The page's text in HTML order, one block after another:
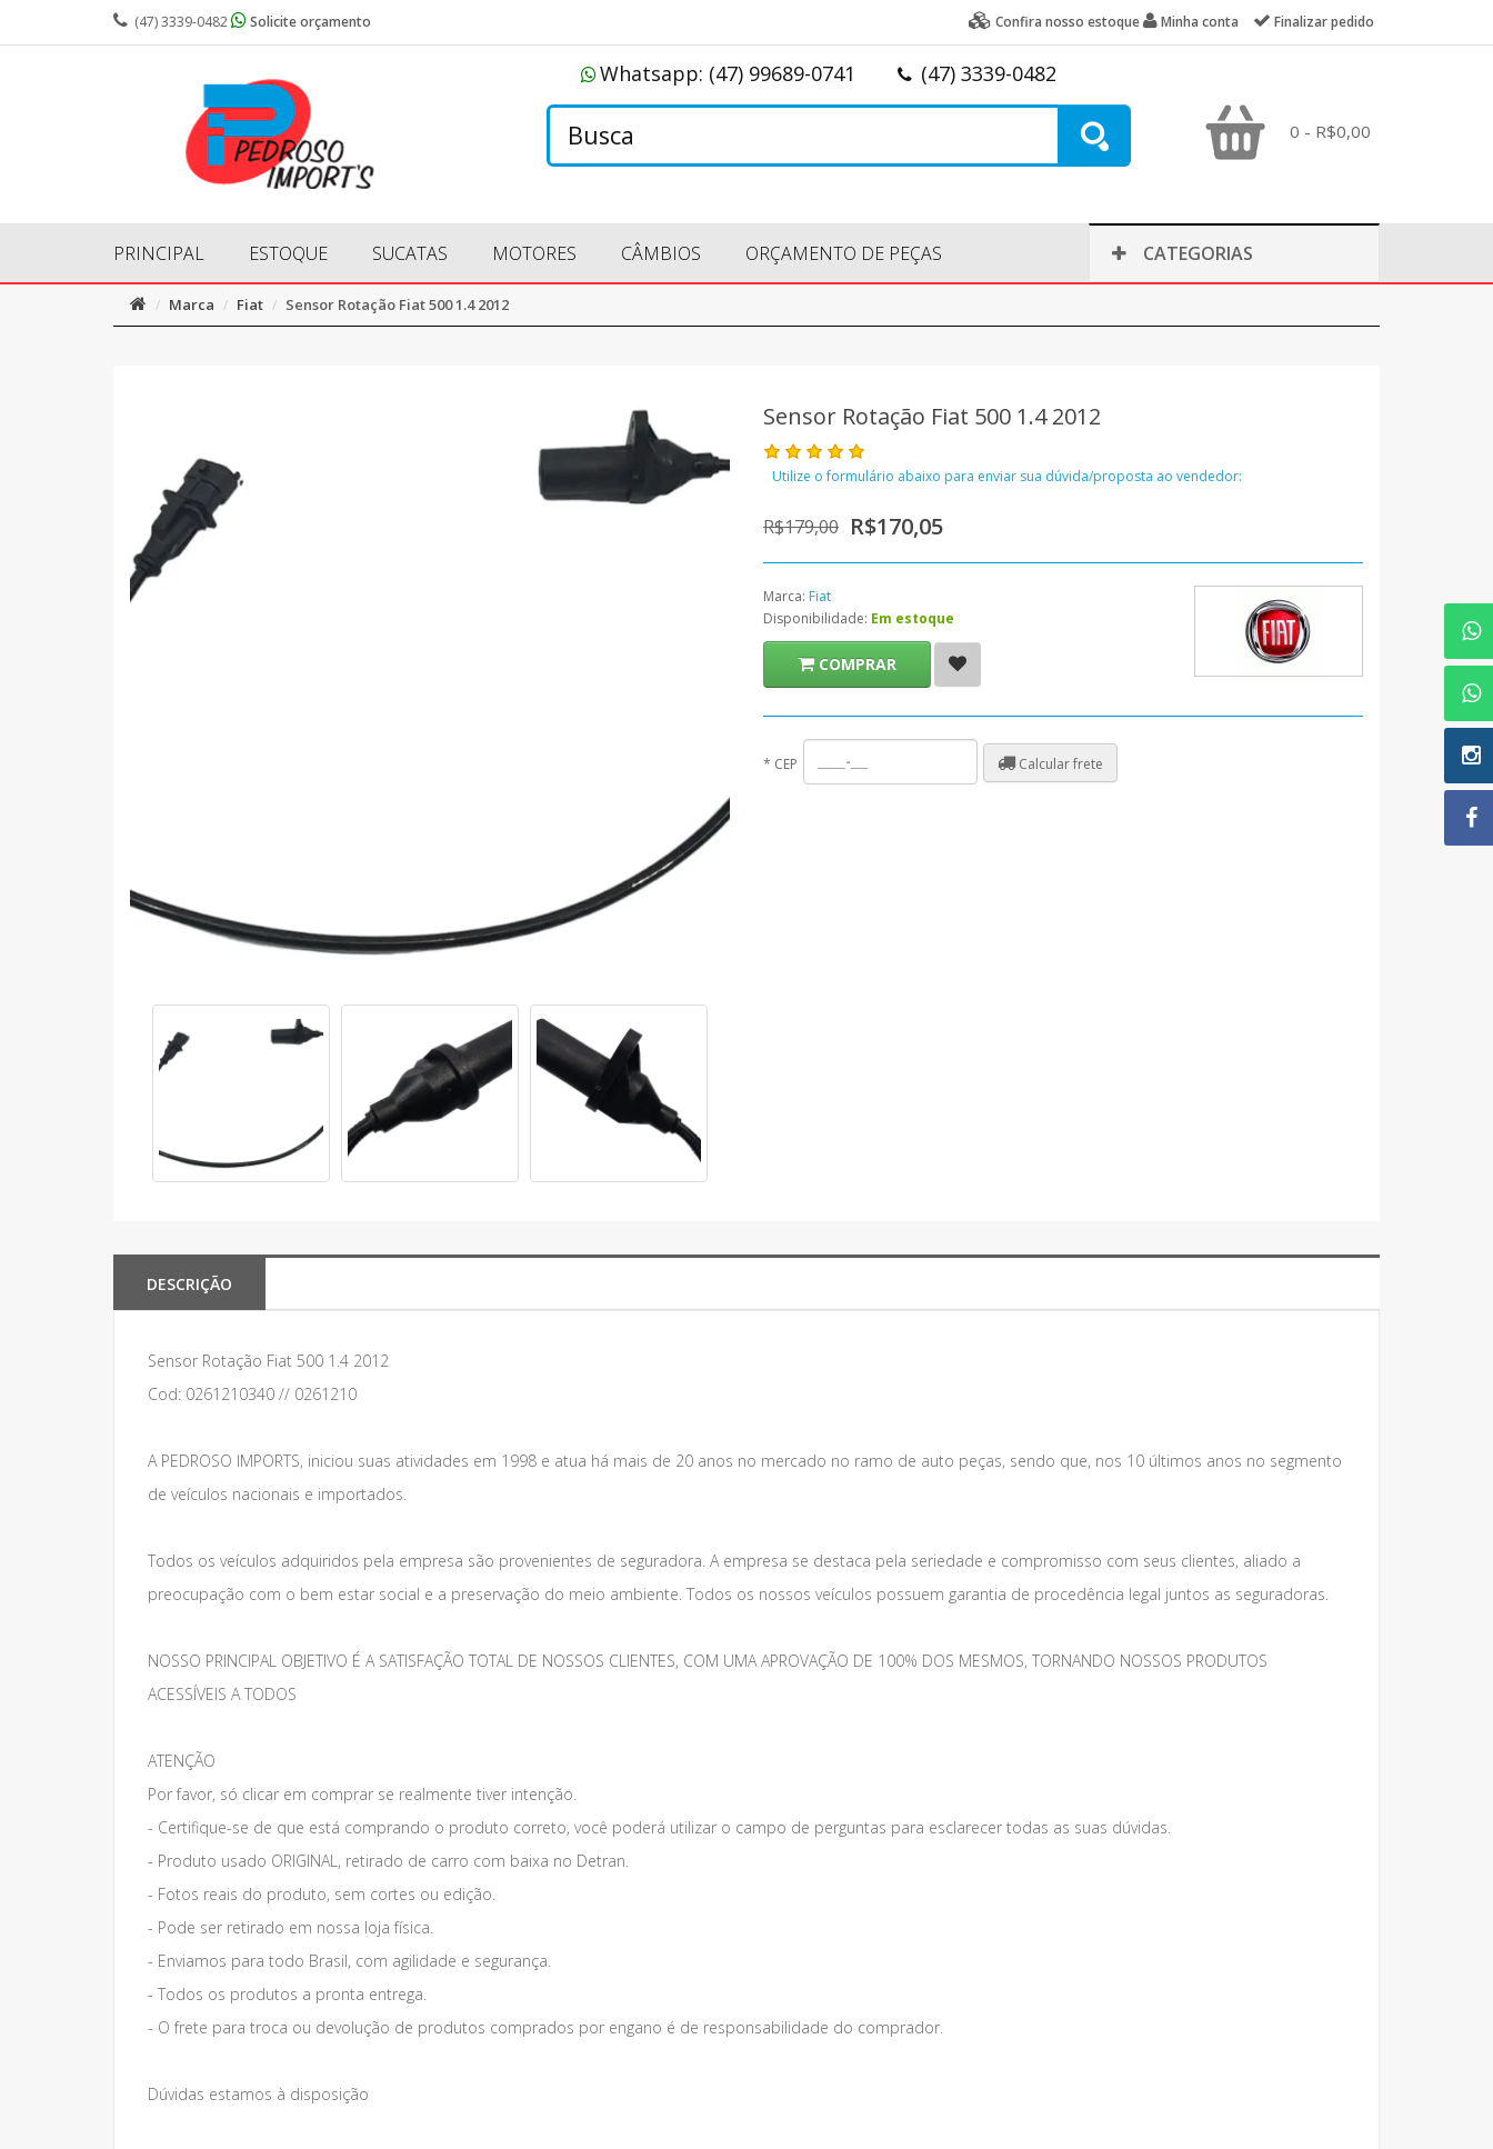
(47) 3339-0482 Solicite orçamento Confira nosso estoque Minha conta Finalizar pedido
Whatsapp: (47) 99689-0741 (47) 3339-0482
0 - R$0,00
PRINCIPAL ESTOQUE SUCATAS MOTORES CÂMBIOS ORÇAMENTO DE PEÇAS CATEGORIAS
Marca Fiat Sensor Rotação Fiat 500 1.4 2012
Sensor Rotação Fiat 500 1.4 2012
Utilize o formulário abaixo para enviar sua dúvida/proposta ao vendedor:
R$179,00 R$170,05
Marca: Fiat
Disponibilidade: Em estoque
COMPRAR
* CEP Calcular frete
DESCRIÇÃO
Sensor Rotação Fiat 500 1.4 2012
Cod: 0261210340 // 0261210
A PEDROSO IMPORTS, iniciou suas atividades em 1998 e atua há mais de 20 anos no mercado no ramo de auto peças, sendo que, nos 10 últimos anos no segmento
de veículos nacionais e importados.
Todos os veículos adquiridos pela empresa são provenientes de seguradora. A empresa se destaca pela seriedade e compromisso com seus clientes, aliado a
preocupação com o bem estar social e a preservação do meio ambiente. Todos os nossos veículos possuem garantia de procedência legal juntos as seguradoras.
NOSSO PRINCIPAL OBJETIVO É A SATISFAÇÃO TOTAL DE NOSSOS CLIENTES, COM UMA APROVAÇÃO DE 100% DOS MESMOS, TORNANDO NOSSOS PRODUTOS
ACESSÍVEIS A TODOS
ATENÇÃO
Por favor, só clicar em comprar se realmente tiver intenção.
- Certifique-se de que está comprando o produto correto, você poderá utilizar o campo de perguntas para esclarecer todas as suas dúvidas.
- Produto usado ORIGINAL, retirado de carro com baixa no Detran.
- Fotos reais do produto, sem cortes ou edição.
- Pode ser retirado em nossa loja física.
- Enviamos para todo Brasil, com agilidade e segurança.
- Todos os produtos a pronta entrega.
- O frete para troca ou devolução de produtos comprados por engano é de responsabilidade do comprador.
Dúvidas estamos à disposição